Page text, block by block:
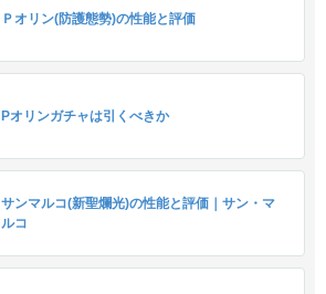
Ｐオリン(防護態勢)の性能と評価
Pオリンガチャは引くべきか
サンマルコ(新聖爛光)の性能と評価｜サン・マ
ルコ